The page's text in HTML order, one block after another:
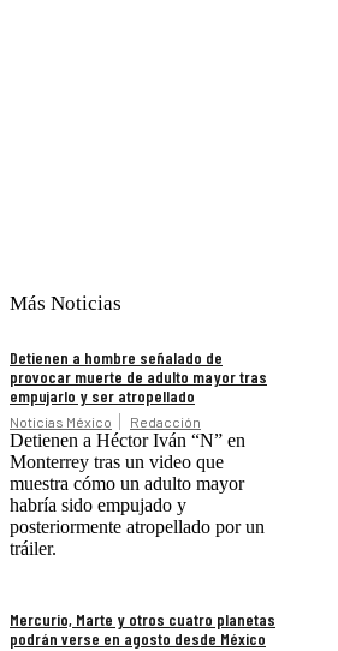
Más Noticias
Detienen a hombre señalado de
provocar muerte de adulto mayor tras
empujarlo y ser atropellado
Noticias México Redacción
Detienen a Héctor Iván “N” en
Monterrey tras un video que
muestra cómo un adulto mayor
habría sido empujado y
posteriormente atropellado por un
tráiler.
Mercurio, Marte y otros cuatro planetas
podrán verse en agosto desde México